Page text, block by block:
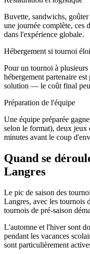
Buvette, sandwichs,
une journée complète, ces
dans l'expérience globale.
Hébergement si tournoi
Pour un tournoi à
hébergement partenaire
solution — le coût final
Préparation de l'équipe
Une équipe préparée
selon le format), deux
minutes avant le coup
Quand se
Langres
Le pic de saison des
Langres, avec les tournois
tournois de pré-saison
L'automne et l'hiver sont
pendant les vacances
sont particulièrement